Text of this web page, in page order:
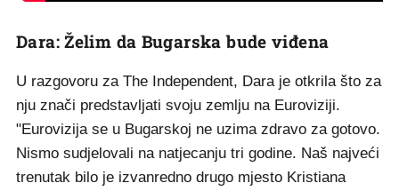
Dara: Želim da Bugarska bude viđena
U razgovoru za The Independent, Dara je otkrila što za
nju znači predstavljati svoju zemlju na Euroviziji.
"Eurovizija se u Bugarskoj ne uzima zdravo za gotovo.
Nismo sudjelovali na natjecanju tri godine. Naš najveći
trenutak bilo je izvanredno drugo mjesto Kristiana